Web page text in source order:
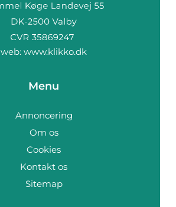
web: www.klikko.dk
Menu
Annoncering
Om os
Cookies
Kontakt os
Sitemap